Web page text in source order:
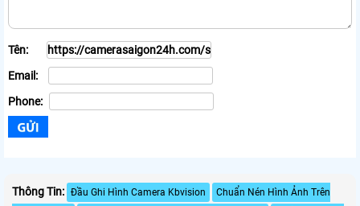
Tên:
Email:
Phone:
Thông Tin: Đầu Ghi Hình Camera Kbvision
Chuẩn Nén Hình Ảnh Trên